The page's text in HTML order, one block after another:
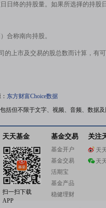
日终的持股量。如果所选择的持
合称南向持股。
上市及交易的股总数而计算，有
东方财富Choice数据
但不限于文字、视频、音频、数据
天天基金
扫一扫下载
APP
基金交易
基金开户
基金交易
活期宝
基金产品
稳健理财
关注
天
天